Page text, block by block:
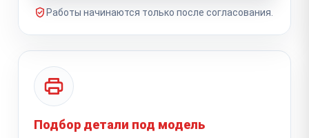
Работы начинаются только после согласования.
Подбор детали под модель